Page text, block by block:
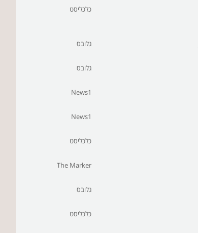
כלכליסט
גלובס
גלובס
News1
News1
כלכליסט
The Marker
גלובס
כלכליסט